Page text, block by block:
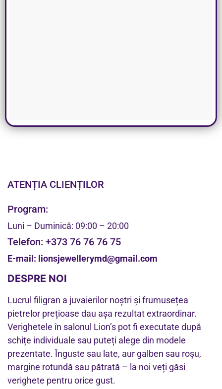
ATENȚIA CLIENȚILOR
Program:
Luni – Duminică: 09:00 – 20:00
Telefon: +373 76 76 76 75
E-mail: lionsjewellerymd@gmail.com
DESPRE NOI
Lucrul filigran a juvaierilor noștri și frumusețea
pietrelor prețioase dau așa rezultat extraordinar.
Verighetele în salonul Lion’s pot fi executate după
schițe individuale sau puteți alege din modele
prezentate. Înguste sau late, aur galben sau roșu,
margine rotundă sau pătrată – la noi veți găsi
verighete pentru orice gust.